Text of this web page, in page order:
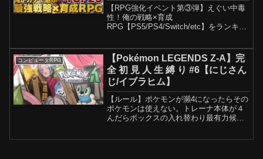
【RPG強化イベント第③弾】えぐい中毒
性！俺の戦略×育成
RPG【PS5/PS4/Switch/etc】をランキン
主観で選んでいるので良ければ皆さんの
『好きなRPG』も...
コンピュータRPG
【Pokémon LEGENDS Z-A】完
全 初 見 人 生 縛 り #6【にじさん
じ/イブラヒム】
【ルール】ポケモンが瀕4になったらその
ポケモンは使えない。トレーナ本体が４
んだらボックスの入れ替わり最有力候補